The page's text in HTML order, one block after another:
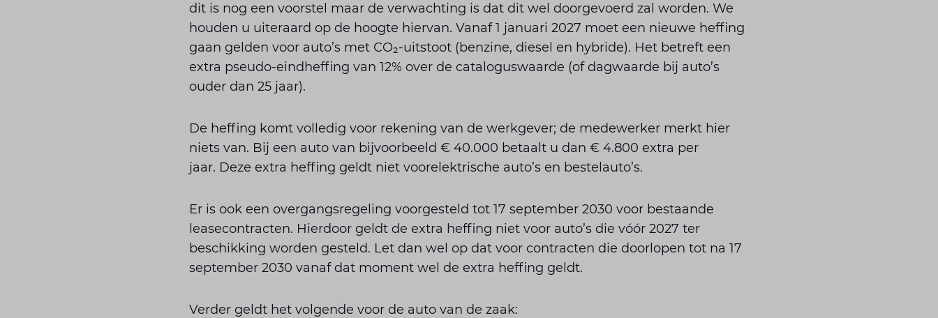
dit is nog een voorstel maar de verwachting is dat dit wel doorgevoerd zal worden. We
houden u uiteraard op de hoogte hiervan. Vanaf 1 januari 2027 moet een nieuwe heffing
gaan gelden voor auto’s met CO₂-uitstoot (benzine, diesel en hybride). Het betreft een
extra pseudo-eindheffing van 12% over de cataloguswaarde (of dagwaarde bij auto’s
ouder dan 25 jaar).
De heffing komt volledig voor rekening van de werkgever; de medewerker merkt hier
niets van. Bij een auto van bijvoorbeeld € 40.000 betaalt u dan € 4.800 extra per
jaar. Deze extra heffing geldt niet voorelektrische auto’s en bestelauto’s.
Er is ook een overgangsregeling voorgesteld tot 17 september 2030 voor bestaande
leasecontracten. Hierdoor geldt de extra heffing niet voor auto’s die vóór 2027 ter
beschikking worden gesteld. Let dan wel op dat voor contracten die doorlopen tot na 17
september 2030 vanaf dat moment wel de extra heffing geldt.
Verder geldt het volgende voor de auto van de zaak: